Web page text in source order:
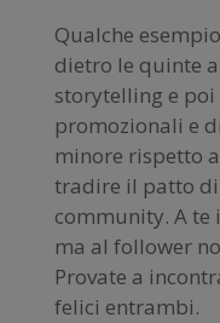
Qualche
dietro le quinte
storytelling e poi
promozionali e
minore rispetto
tradire il patto
community. A te
ma al follower
Provate a
felici entrambi.